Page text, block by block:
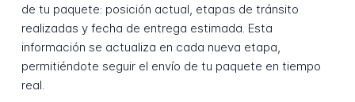
de tu paquete: posición actual, etapas de tránsito
realizadas y fecha de entrega estimada. Esta
información se actualiza en cada nueva etapa,
permitiéndote seguir el envío de tu paquete en tiempo
real.